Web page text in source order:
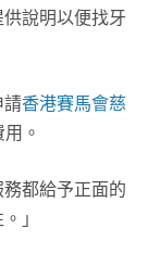
說明以便找牙
請香港賽馬會慈
。
都給予正面的
」